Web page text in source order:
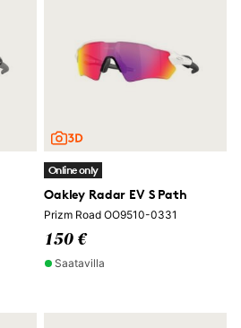
Online only
Oakley Radar EV S Path
Prizm Road OO9510-0331
150 €
Saatavilla